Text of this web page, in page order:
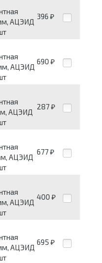
АЦЭИД
396 ₽
АЦЭИД
690 ₽
АЦЭИД
287 ₽
АЦЭИД
677 ₽
АЦЭИД
400 ₽
АЦЭИД
695 ₽